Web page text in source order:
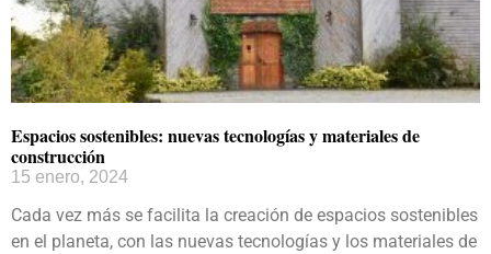
Espacios sostenibles: nuevas tecnologías y materiales de
construcción
15 enero, 2024
Cada vez más se facilita la creación de espacios sostenibles
en el planeta, con las nuevas tecnologías y los materiales de